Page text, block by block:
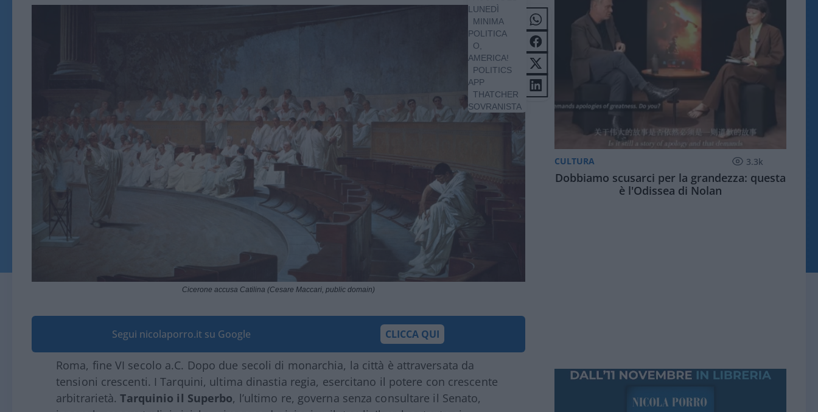
LUNEDÌ
MINIMA
POLITICA
O,
AMERICA!
POLITICS
APP
THATCHER
SOVRANISTA
Cicerone accusa Catilina (Cesare Maccari, public domain)
Segui nicolaporro.it su Google CLICCA QUI
Roma, fine VI secolo a.C. Dopo due secoli di monarchia, la città è attraversata da
tensioni crescenti. I Tarquini, ultima dinastia regia, esercitano il potere con crescente
arbitrarietà.Tarquinio il Superbo, l’ultimo re, governa senza consultare il Senato,
CULTURA 3.3k
Dobbiamo scusarci per la grandezza: questa
è l'Odissea di Nolan